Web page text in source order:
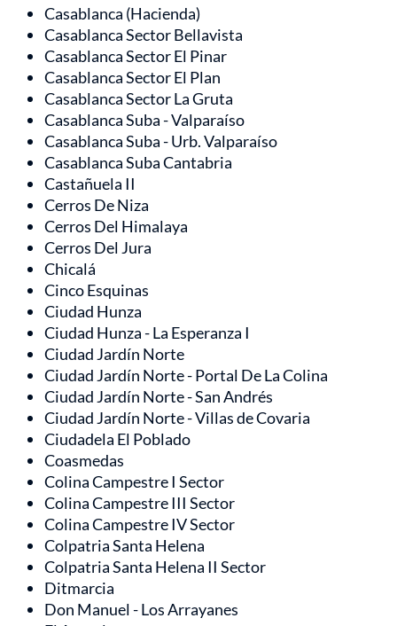
Casablanca (Hacienda)
Casablanca Sector Bellavista
Casablanca Sector El Pinar
Casablanca Sector El Plan
Casablanca Sector La Gruta
Casablanca Suba - Valparaíso
Casablanca Suba - Urb. Valparaíso
Casablanca Suba Cantabria
Castañuela II
Cerros De Niza
Cerros Del Himalaya
Cerros Del Jura
Chicalá
Cinco Esquinas
Ciudad Hunza
Ciudad Hunza - La Esperanza I
Ciudad Jardín Norte
Ciudad Jardín Norte - Portal De La Colina
Ciudad Jardín Norte - San Andrés
Ciudad Jardín Norte - Villas de Covaria
Ciudadela El Poblado
Coasmedas
Colina Campestre I Sector
Colina Campestre III Sector
Colina Campestre IV Sector
Colpatria Santa Helena
Colpatria Santa Helena II Sector
Ditmarcia
Don Manuel - Los Arrayanes